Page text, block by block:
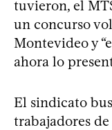
tuvieron, el
un concurso
Montevideo y
ahora lo
El sindicato
trabajadores